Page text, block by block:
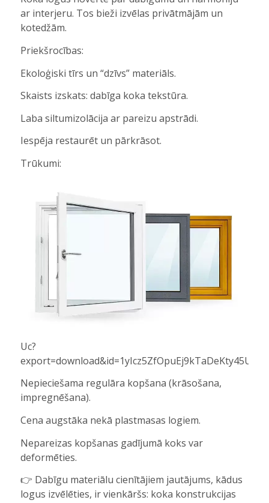
ar interjeru. Tos bieži izvēlas privātmājām un
kotedžām.
Priekšrocības:
Ekoloģiski tīrs un “dzīvs” materiāls.
Skaists izskats: dabīga koka tekstūra.
Laba siltumizolācija ar pareizu apstrādi.
Iespēja restaurēt un pārkrāsot.
Trūkumi:
Uc?
Nepieciešama regulāra kopšana (krāsošana,
impregnēšana).
Cena augstāka nekā plastmasas logiem.
Nepareizas kopšanas gadījumā koks var
deformēties.
👉 Dabīgu materiālu cienītājiem jautājums, kādus
logus izvēlēties, ir vienkāršs: koka konstrukcijas